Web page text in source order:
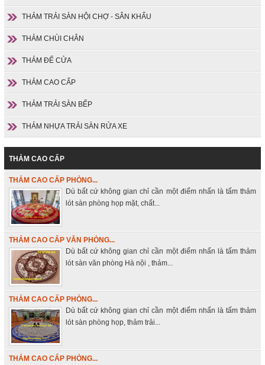
THẢM TRẢI SÀN HỘI CHỢ - SÂN KHẤU
THẢM CHÙI CHÂN
THẢM ĐỂ CỬA
THẢM CAO CẤP
THẢM TRẢI SÀN BẾP
THẢM NHỰA TRẢI SÀN RỬA XE
THẢM CAO CẤP
THẢM CAO CẤP PHÒNG...
Dù bất cứ không gian chỉ cần một điểm nhấn là tấm thảm
lót sàn phòng họp mặt, chất...
THẢM CAO CẤP VĂN PHÒNG...
Dù bất cứ không gian chỉ cần một điểm nhấn là tấm thảm
lót sàn văn phòng Hà nội , thảm...
THẢM CAO CẤP PHÒNG...
Dù bất cứ không gian chỉ cần một điểm nhấn là tấm thảm
lót sàn phòng họp, thảm trải...
THẢM CAO CẤP PHÒNG...